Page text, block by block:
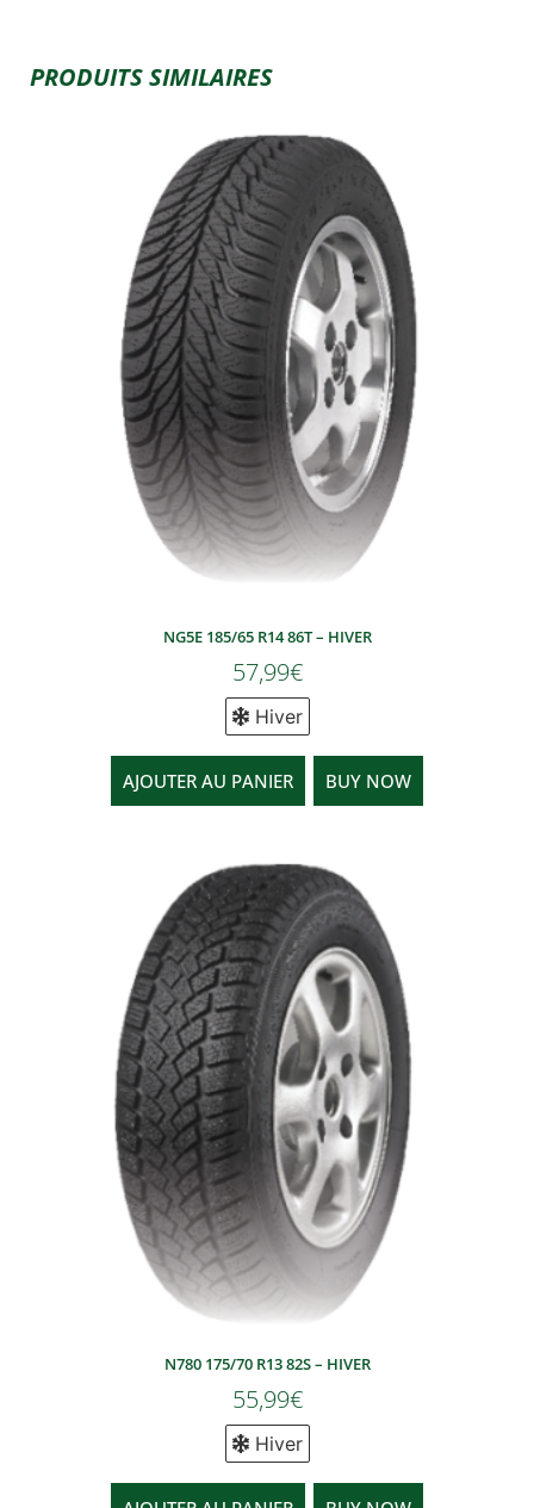
PRODUITS SIMILAIRES
NG5E 185/65 R14 86T – HIVER
57,99€
Hiver
AJOUTER AU PANIER BUY NOW
N780 175/70 R13 82S – HIVER
55,99€
Hiver